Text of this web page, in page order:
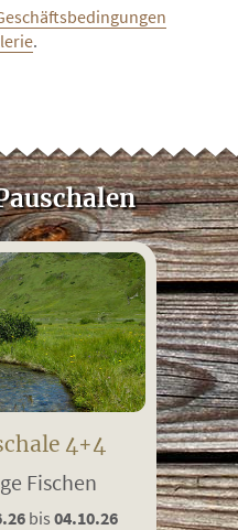
.
4+4
Fischen
bis 04.10.26